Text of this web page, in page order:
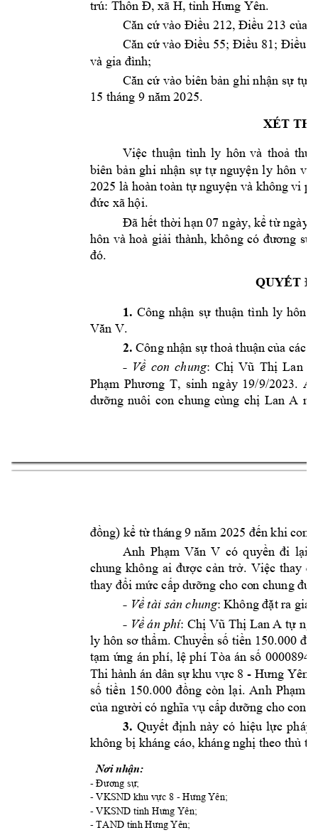
trú: Thôn Đ, xã H, tỉnh Hưng Yên.
Căn cứ vào Điều 212, Điều 213 của
Căn cứ vào Điều 55; Điều 81; Điều
và gia đình;
Căn cứ vào biên bản ghi nhận sự tự
15 tháng 9 năm 2025.
XÉT
Việc thuận tình ly hôn và thoả thuậ
biên bản ghi nhận sự tự nguyện ly hôn và
2025 là hoàn toàn tự nguyện và không vi
đức xã hội.
Đã hết thời hạn 07 ngày, kể từ ngày
hôn và hoà giải thành, không có đương sự
đó.
QUYẾT
1. Công nhận sự thuận tình ly hôn
Văn V.
2. Công nhận sự thoả thuận của các
- Về con chung: Chị Vũ Thị Lan
Phạm Phương T, sinh ngày 19/9/2023. A
dưỡng nuôi con chung cùng chị Lan A
đồng) kể từ tháng 9 năm 2025 đến khi con
Anh Phạm Văn V có quyền đi lại,
chung không ai được cản trở. Việc thay
thay đổi mức cấp dưỡng cho con chung đư
- Về tài sản chung: Không đặt ra giải
- Về án phí: Chị Vũ Thị Lan A tự
ly hôn sơ thẩm. Chuyển số tiền 150.000
tạm ứng án phí, lệ phí Tòa án số 0000894
Thi hành án dân sự khu vực 8 - Hưng Yên
số tiền 150.000 đồng còn lại. Anh Phạm
của người có nghĩa vụ cấp dưỡng cho con.
3. Quyết định này có hiệu lực pháp
không bị kháng cáo, kháng nghị theo thủ t
Nơi nhận:
- Đương sự;
- VKSND khu vực 8 - Hưng Yên;
- VKSND tỉnh Hưng Yên;
- TAND tỉnh Hưng Yên;